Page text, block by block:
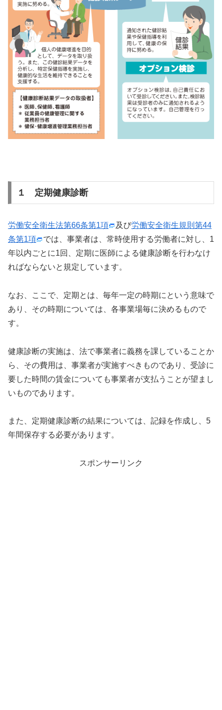
１ 定期健康診断
労働安全衛生法第66条第1項 及び労働安全衛生規則第44
条第1項
では、事業者は、常時使用する労働者に対し、1
年以内ごとに1回、定期に医師による健康診断を行わなけ
ればならないと規定しています。
なお、ここで、定期とは、毎年一定の時期にという意味で
あり、その時期については、各事業場毎に決めるもので
す。
健康診断の実施は、法で事業者に義務を課していることか
ら、その費用は、事業者が実施すべきものであり、受診に
要した時間の賃金についても事業者が支払うことが望まし
いものであります。
また、定期健康診断の結果については、記録を作成し、5
年間保存する必要があります。
スポンサーリンク